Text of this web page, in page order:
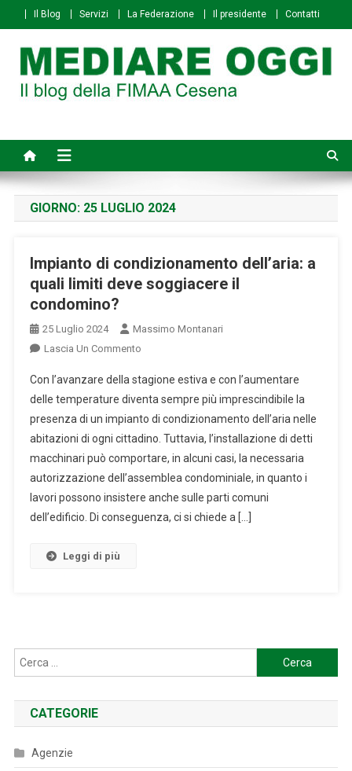
to
content
Il Blog Servizi La Federazione Il presidente Contatti
GIORNO: 25 LUGLIO 2024
Impianto di condizionamento dell’aria: a
quali limiti deve soggiacere il
condomino?
25 Luglio 2024
Massimo Montanari
Lascia Un CommentoOn
Di
Condizionamento
Dell’aria:
A
Quali
Limiti
Deve
Soggiacere
Con l’avanzare della stagione estiva e con l’aumentare
delle temperature diventa sempre più imprescindibile la
presenza di un impianto di condizionamento dell’aria nelle
abitazioni di ogni cittadino. Tuttavia, l’installazione di detti
macchinari può comportare, in alcuni casi, la necessaria
autorizzazione dell’assemblea condominiale, in quanto i
lavori possono insistere anche sulle parti comuni
dell’edificio. Di conseguenza, ci si chiede a […]
Leggi di più
Ricerca
per:
CATEGORIE
Agenzie